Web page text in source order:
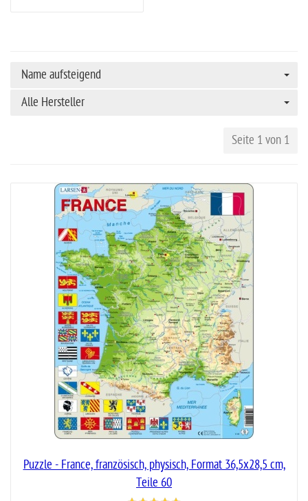
Name aufsteigend
Alle Hersteller
Seite 1 von 1
Puzzle - France, französisch, physisch, Format 36,5x28,5 cm,
Teile 60